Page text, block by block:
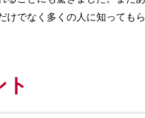
でなく多くの人に知っても